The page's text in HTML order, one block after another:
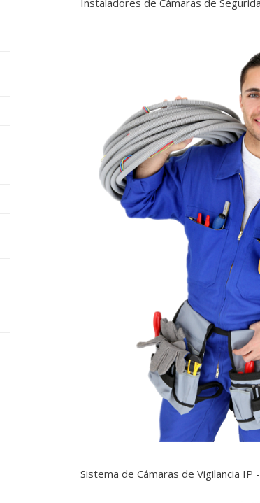
Instaladores de Cámaras de
Sistema de Cámaras de Vigilancia IP